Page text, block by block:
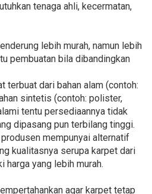
tenaga ahli, kecermatan,
lebih murah, namun lebih
pembuatan bila dibandingkan
terbuat dari bahan alam (contoh:
sintetis (contoh: polister,
tentu persediaannya tidak
dipasang pun terbilang tinggi.
mempunyai alternatif
kualitasnya serupa karpet dari
harga yang lebih murah.
agar karpet tetap